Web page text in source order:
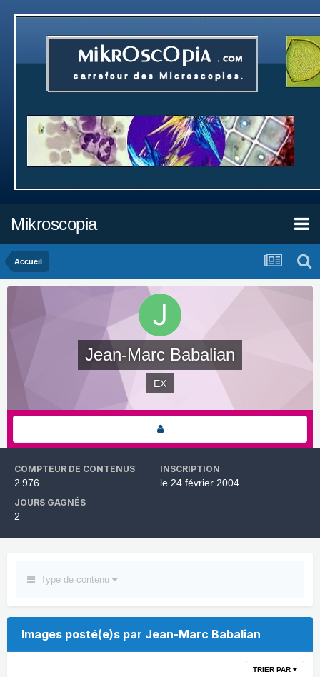
Mikroscopia
Accueil
Jean-Marc Babalian
EX
COMPTEUR DE CONTENUS
2 976
INSCRIPTION
le 24 février 2004
JOURS GAGNÉS
2
Type de contenu
Images posté(e)s par Jean-Marc Babalian
TRIER PAR